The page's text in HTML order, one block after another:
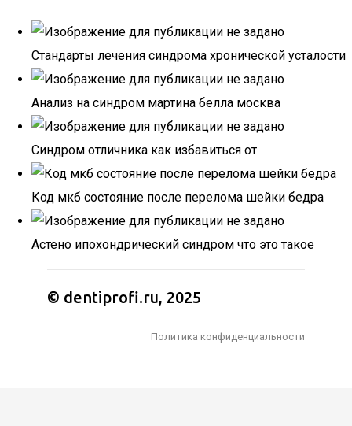
Стандарты лечения синдрома хронической усталости
Анализ на синдром мартина белла москва
Синдром отличника как избавиться от
Код мкб состояние после перелома шейки бедра
Астено ипохондрический синдром что это такое
© dentiprofi.ru, 2025
Политика конфиденциальности